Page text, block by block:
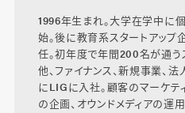
1996年生まれ。大学在学中に
始。後に教育系スタートアッ
任。初年度で年間200名が通う
他、ファイナンス、新規事業、
にLIGに入社。顧客のマーケテ
の企画、オウンドメディアの運